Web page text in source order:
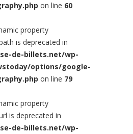
on line 60
property
is deprecated in
de-billets.net/wp-
options/google-
on line 79
property
is deprecated in
de-billets.net/wp-